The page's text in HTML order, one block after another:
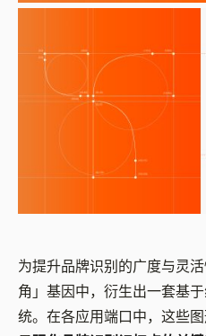
为提升品牌识别的广度与灵
角」基因中，衍生出一套基
统。在各应用端口中，这些